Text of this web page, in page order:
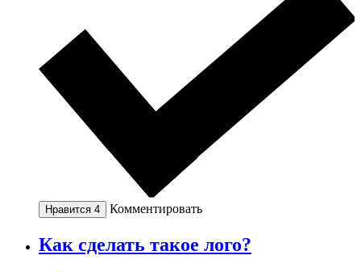
Нравится 4 Комментировать
Как сделать такое лого?